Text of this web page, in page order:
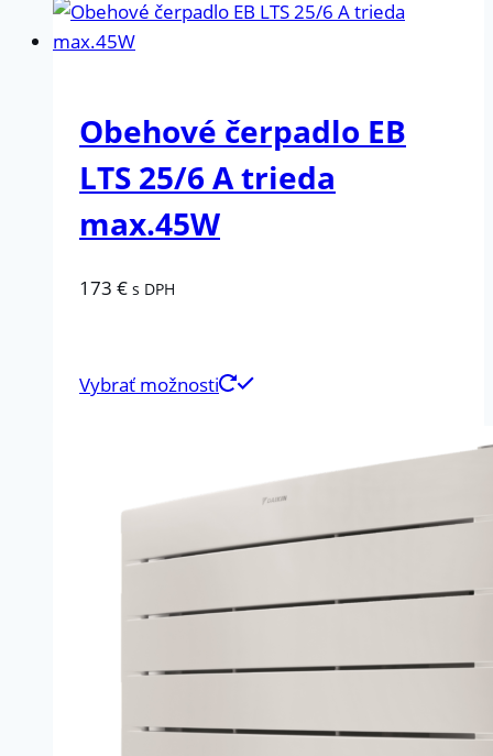
Obehové čerpadlo EB
LTS 25/6 A trieda
max.45W
173 € s DPH
Vybrať možnosti